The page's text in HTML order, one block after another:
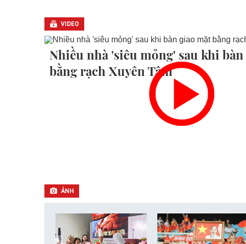
VIDEO
Nhiều nhà 'siêu mỏng' sau khi
bằng rạch Xuyên Tâm
ẢNH